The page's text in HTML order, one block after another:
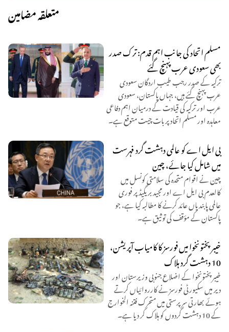
متعلقہ مضامین
مسلم اتحاد کی جانب اہم قدم: ترک صدر
بھی سعودی عرب پہنچ گئے
ترکیہ کے صدر رجب طیب اردگان سعودی
عرب پہنچ گئے ہیں، جہاں پاکستان، سعودی
عرب اور ترکیہ کی قیادت کے درمیان اہم دفاعی
معاہدہ اور مسلم اتحاد پر بات چیت متوقع ہے۔
بی ایل اے کو عالمی دہشت گرد فہرست
میں شامل کیا جائے، چین
چین نے اقوام متحدہ کی سلامتی کونسل میں
کالعدم بی ایل اے اور مجید بریگیڈ پر فوری
عالمی پابندیاں عائد کرنے کا مطالبہ کیا ہے، جو
پاکستان کے مؤقف کی توثیق ہے۔
خیبرپختونخوا میں فورسز کا کامیاب آپریشن،
10 دہشت گرد ہلاک
خیبرپختونخوا کے اضلاع جنوبی وزیرستان اور
دیر میں سکیورٹی فورسز نے کارروائیاں کرتے
ہوئے بھارتی سرپرستی میں متحرک فتنہ الخوارج
کے 10 دہشت گردوں کو ہلاک کر دیا ہے۔